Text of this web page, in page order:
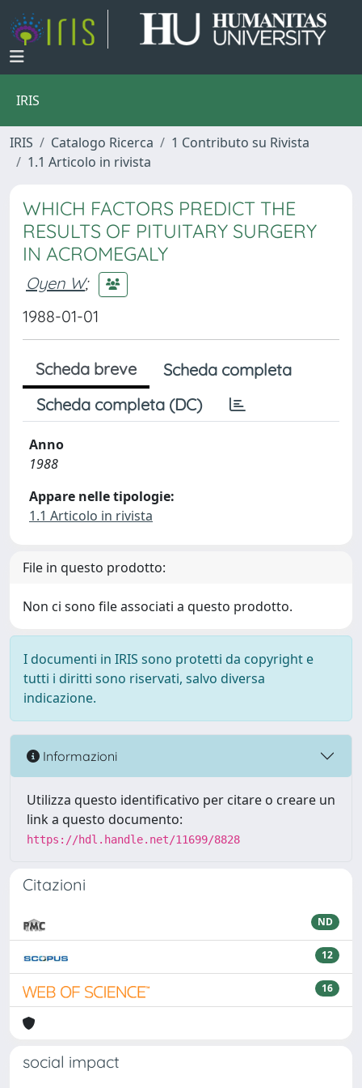
IRIS
IRIS Catalogo Ricerca
1 Contributo su Rivista
1.1 Articolo in rivista
WHICH FACTORS PREDICT THE
RESULTS OF PITUITARY SURGERY
IN ACROMEGALY
Oyen W;
1988-01-01
Scheda breve
Scheda completa
Scheda completa (DC)
Anno
1988
Appare nelle tipologie:
1.1 Articolo in rivista
File in questo prodotto:
Non ci sono file associati a questo prodotto.
I documenti in IRIS sono protetti da copyright e
tutti i diritti sono riservati, salvo diversa
indicazione.
Informazioni
Utilizza questo identificativo per citare o creare un
link a questo documento:
https://hdl.handle.net/11699/8828
Citazioni
ND
12
16
social impact